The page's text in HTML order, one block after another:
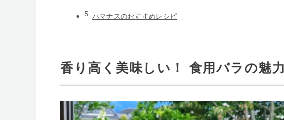
ハマナスのおすすめレシピ
香り高く美味しい！ 食用バラの魅力